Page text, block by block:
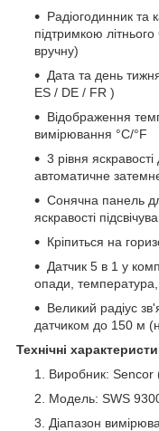
Радіогодинник та
підтримкою
вручну)
Дата та день
ES / DE / FR )
Відображення
вимірювання °C/°F
3 рівня
автоматичне
Сонячна панель
яскравості
Кріпиться на
Датчик 5 в 1 у
опади, температура,
Великий радіус
датчиком до 150 м
Технічні
Виробник: Sencor
Модель: SWS
Діапазон